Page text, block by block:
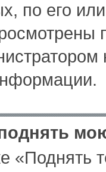
по его
«Поднять